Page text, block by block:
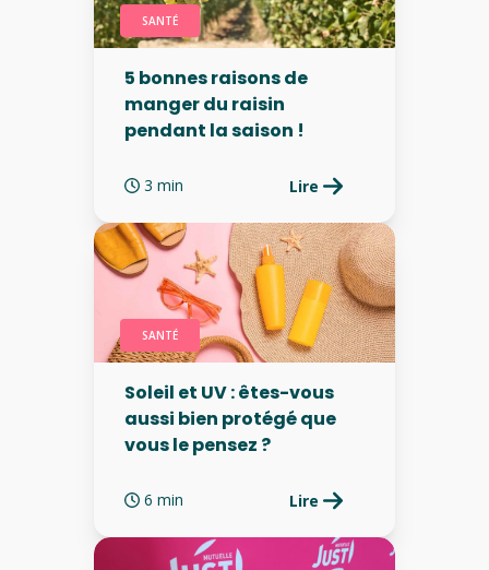
SANTÉ
5 bonnes raisons de
manger du raisin
pendant la saison !
3 min Lire
SANTÉ
Soleil et UV : êtes-vous
aussi bien protégé que
vous le pensez ?
6 min Lire